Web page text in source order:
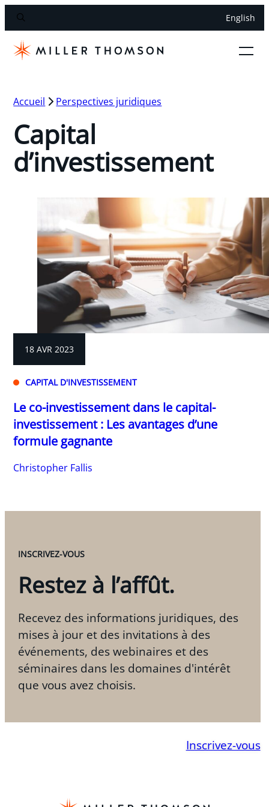
English
Accueil Perspectives juridiques
Capital
d’investissement
18 AVR 2023
CAPITAL D'INVESTISSEMENT
Le co-investissement dans le capital-
investissement : Les avantages d’une
formule gagnante
Christopher Fallis
INSCRIVEZ-VOUS
Restez à l’affût.
Recevez des informations juridiques, des
mises à jour et des invitations à des
événements, des webinaires et des
séminaires dans les domaines d'intérêt
que vous avez choisis.
Inscrivez-vous